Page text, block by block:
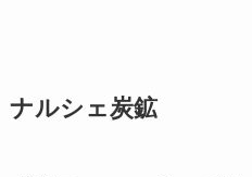
ナルシェ炭鉱